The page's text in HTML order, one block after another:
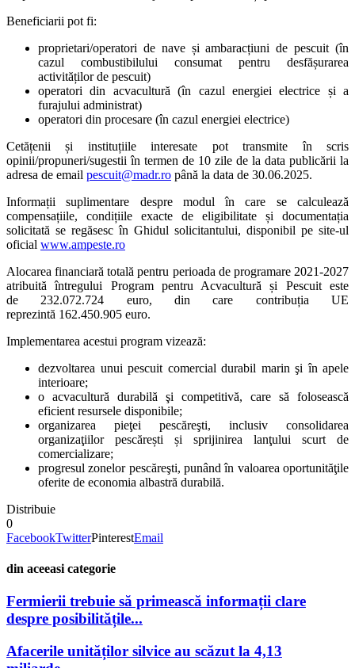
Beneficiarii pot fi:
proprietari/operatori de nave și ambaracțiuni de pescuit (în
cazul combustibilului consumat pentru desfășurarea
activităților de pescuit)
operatori din acvacultură (în cazul energiei electrice și a
furajului administrat)
operatori din procesare (în cazul energiei electrice)
Cetățenii și instituțiile interesate pot transmite în scris
opinii/propuneri/sugestii în termen de 10 zile de la data publicării la
adresa de email pescuit@madr.ro până la data de 30.06.2025.
Informații suplimentare despre modul în care se calculează
compensațiile, condițiile exacte de eligibilitate și documentația
solicitată se regăsesc în Ghidul solicitantului, disponibil pe site-ul
oficial www.ampeste.ro
Alocarea financiară totală pentru perioada de programare 2021-2027
atribuită întregului Program pentru Acvacultură și Pescuit este
de 232.072.724 euro, din care contribuția UE
reprezintă 162.450.905 euro.
Implementarea acestui program vizează:
dezvoltarea unui pescuit comercial durabil marin şi în apele
interioare;
o acvacultură durabilă şi competitivă, care să folosească
eficient resursele disponibile;
organizarea pieţei pescăreşti, inclusiv consolidarea
organizaţiilor pescărești și sprijinirea lanţului scurt de
comercializare;
progresul zonelor pescăreşti, punând în valoarea oportunităţile
oferite de economia albastră durabilă.
Distribuie
0
FacebookTwitterPinterestEmail
din aceeasi categorie
Fermierii trebuie să primească informații clare
despre posibilitățile...
Afacerile unităților silvice au scăzut la 4,13